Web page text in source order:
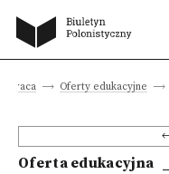
i praca Oferty edukacyjne
Oferta edukacyjna